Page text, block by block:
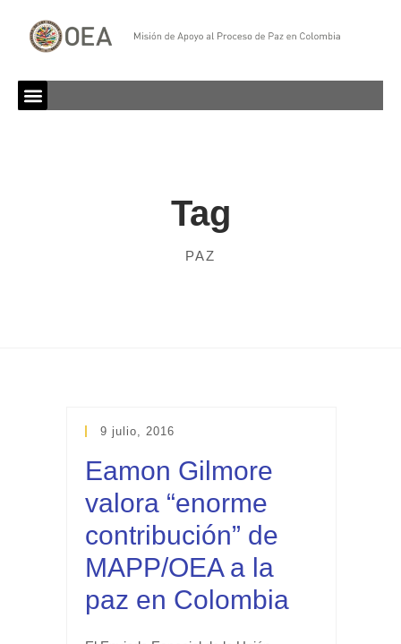
Tag
PAZ
9 julio, 2016
Eamon Gilmore
valora “enorme
contribución” de
MAPP/OEA a la
paz en Colombia